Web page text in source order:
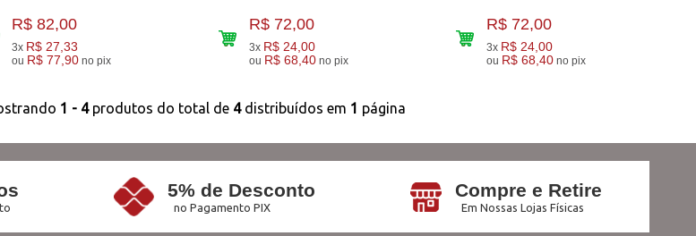
R$ 82,00
3x R$ 27,33
ou R$ 77,90 no pix
R$ 72,00
3x R$ 24,00
ou R$ 68,40 no pix
R$ 72,00
3x R$ 24,00
ou R$ 68,40 no pix
1 - 4 produtos do total de 4distribuídos em 1 página
5% de Desconto
no Pagamento PIX
Compre e Retire
Em Nossas Lojas Físicas